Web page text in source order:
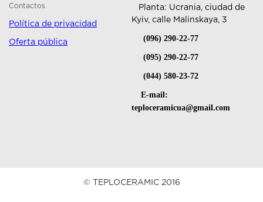
Contactos
Política de privacidad
Oferta pública
Planta: Ucrania, ciudad de
Kyiv, calle Malinskaya, 3
(096) 290-22-77
(095) 290-22-77
(044) 580-23-72
E-mail:
teploceramicua@gmail.com
© TEPLOCERAMIC 2016